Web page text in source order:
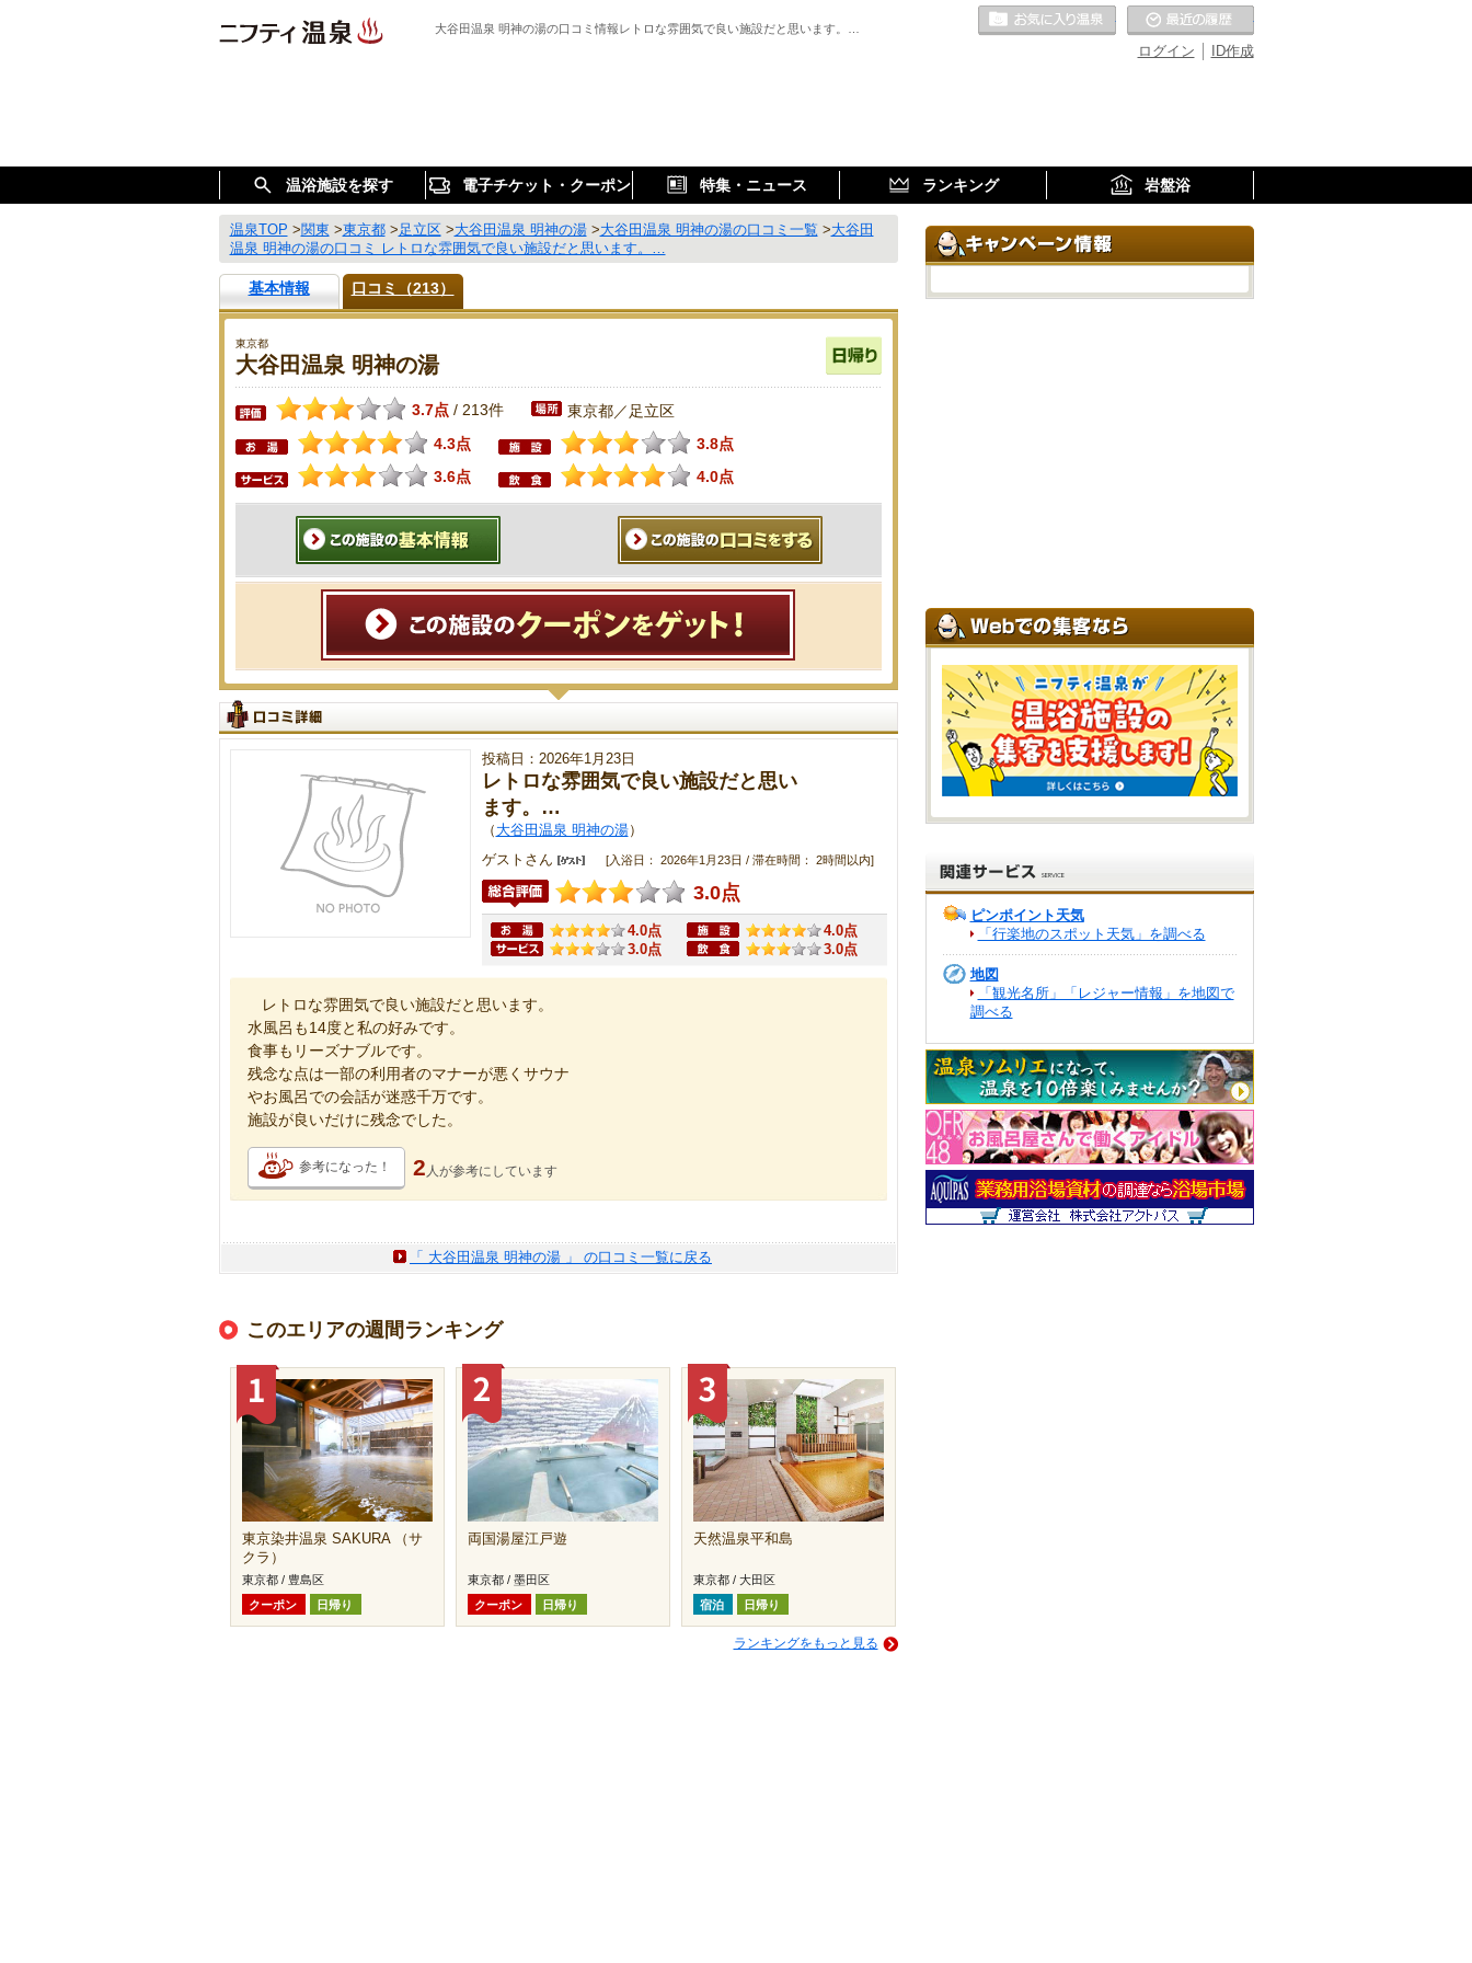
大谷田温泉 明神の湯の口コミ情報レトロな雰囲気で良い施設だと思います。…
ID作成
ログイン
お気に入りの温泉
温浴施設を探す 電子チケット・クーポン 特集・ニュース ランキング 岩盤浴
温泉TOP >関東 >東京都>足立区>大谷田温泉 明神の湯>大谷田温泉 明神の湯の口コミ一覧 >大谷田
温泉 明神の湯の口コミ レトロな雰囲気で良い施設だと思います。…
基本情報 口コミ（213）
東京都
大谷田温泉 明神の湯
3.7点 / 213件 東京都／足立区
4.3点
3.8点
3.6点
4.0点
投稿日：2026年1月23日
レトロな雰囲気で良い施設だと思い
ます。…
（ 大谷田温泉 明神の湯）
ゲストさん
[入浴日： 2026年1月23日 / 滞在時間： 2時間以内]
3.0点
4.0点
4.0点
3.0点
3.0点
レトロな雰囲気で良い施設だと思います。
水風呂も14度と私の好みです。
食事もリーズナブルです。
残念な点は一部の利用者のマナーが悪くサウナ
やお風呂での会話が迷惑千万です。
施設が良いだけに残念でした。
参考になった！ 2 人が参考にしています
「 大谷田温泉 明神の湯 」 の口コミ一覧に戻る
このエリアの週間ランキング
東京染井温泉 SAKURA （サ
クラ）
東京都 / 豊島区
クーポン
日帰り
両国湯屋江戸遊
東京都 / 墨田区
クーポン
日帰り
天然温泉平和島
東京都 / 大田区
宿泊
日帰り
ランキングをもっと見る
ピンポイント天気
「行楽地のスポット天気」を調べる
地図
「観光名所」「レジャー情報」を地図で
調べる